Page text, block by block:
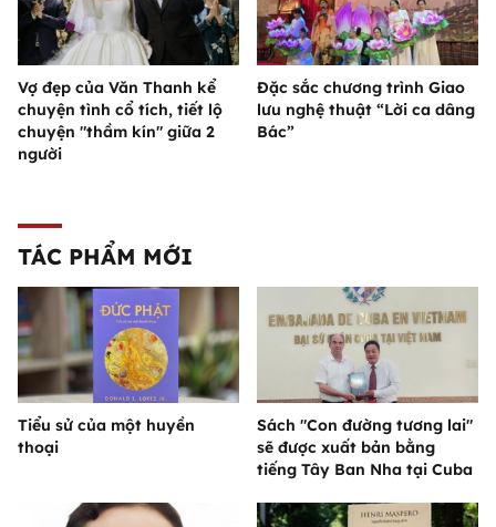
Vợ đẹp của Văn Thanh kể
chuyện tình cổ tích, tiết lộ
chuyện "thầm kín" giữa 2
người
Đặc sắc chương trình Giao
lưu nghệ thuật “Lời ca dâng
Bác”
TÁC PHẨM MỚI
Tiểu sử của một huyền
thoại
Sách "Con đường tương lai"
sẽ được xuất bản bằng
tiếng Tây Ban Nha tại Cuba